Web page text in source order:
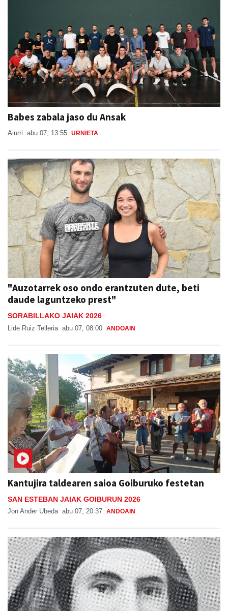
Babes zabala jaso du Ansak
Aiurri abu 07, 13:55 URNIETA
"Auzotarrek oso ondo erantzuten dute, beti
daude laguntzeko prest"
SORABILLAKO JAIAK 2026
Lide Ruiz Telleria abu 07, 08:00 ANDOAIN
Kantujira taldearen saioa Goiburuko festetan
SAN ESTEBAN JAIAK GOIBURUN 2026
Jon Ander Ubeda abu 07, 20:37 ANDOAIN